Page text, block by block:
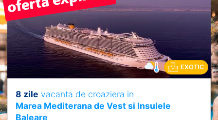
EXOTIC
8 zile vacanta de croaziera in
Marea Mediterana de Vest si Insulele
Baleare